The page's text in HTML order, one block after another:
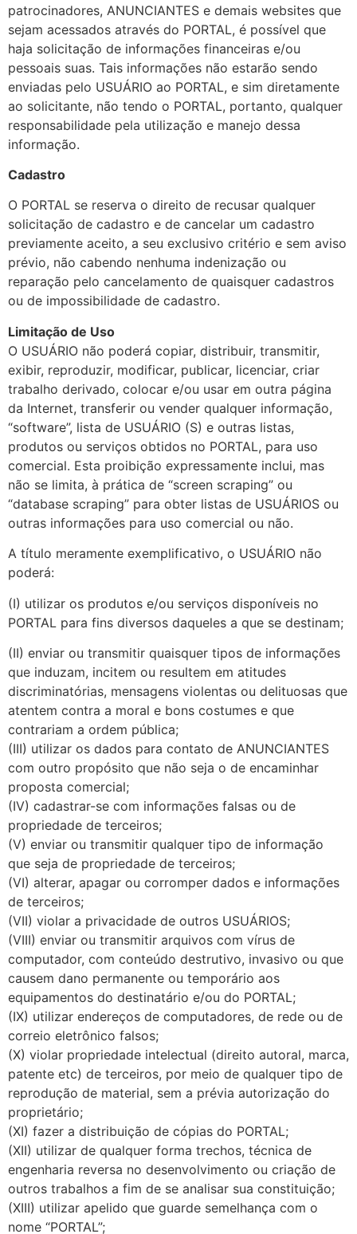
patrocinadores, ANUNCIANTES e demais websites que
sejam acessados através do PORTAL, é possível que
haja solicitação de informações financeiras e/ou
pessoais suas. Tais informações não estarão sendo
enviadas pelo USUÁRIO ao PORTAL, e sim diretamente
ao solicitante, não tendo o PORTAL, portanto, qualquer
responsabilidade pela utilização e manejo dessa
informação.
Cadastro
O PORTAL se reserva o direito de recusar qualquer
solicitação de cadastro e de cancelar um cadastro
previamente aceito, a seu exclusivo critério e sem aviso
prévio, não cabendo nenhuma indenização ou
reparação pelo cancelamento de quaisquer cadastros
ou de impossibilidade de cadastro.
Limitação de Uso
O USUÁRIO não poderá copiar, distribuir, transmitir,
exibir, reproduzir, modificar, publicar, licenciar, criar
trabalho derivado, colocar e/ou usar em outra página
da Internet, transferir ou vender qualquer informação,
“software”, lista de USUÁRIO (S) e outras listas,
produtos ou serviços obtidos no PORTAL, para uso
comercial. Esta proibição expressamente inclui, mas
não se limita, à prática de “screen scraping” ou
“database scraping” para obter listas de USUÁRIOS ou
outras informações para uso comercial ou não.
A título meramente exemplificativo, o USUÁRIO não
poderá:
(I) utilizar os produtos e/ou serviços disponíveis no
PORTAL para fins diversos daqueles a que se destinam;
(II) enviar ou transmitir quaisquer tipos de informações
que induzam, incitem ou resultem em atitudes
discriminatórias, mensagens violentas ou delituosas que
atentem contra a moral e bons costumes e que
contrariam a ordem pública;
(III) utilizar os dados para contato de ANUNCIANTES
com outro propósito que não seja o de encaminhar
proposta comercial;
(IV) cadastrar-se com informações falsas ou de
propriedade de terceiros;
(V) enviar ou transmitir qualquer tipo de informação
que seja de propriedade de terceiros;
(VI) alterar, apagar ou corromper dados e informações
de terceiros;
(VII) violar a privacidade de outros USUÁRIOS;
(VIII) enviar ou transmitir arquivos com vírus de
computador, com conteúdo destrutivo, invasivo ou que
causem dano permanente ou temporário aos
equipamentos do destinatário e/ou do PORTAL;
(IX) utilizar endereços de computadores, de rede ou de
correio eletrônico falsos;
(X) violar propriedade intelectual (direito autoral, marca,
patente etc) de terceiros, por meio de qualquer tipo de
reprodução de material, sem a prévia autorização do
proprietário;
(XI) fazer a distribuição de cópias do PORTAL;
(XII) utilizar de qualquer forma trechos, técnica de
engenharia reversa no desenvolvimento ou criação de
outros trabalhos a fim de se analisar sua constituição;
(XIII) utilizar apelido que guarde semelhança com o
nome “PORTAL”;